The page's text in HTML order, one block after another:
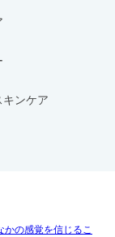
キンケア
かの感覚を信じるこ